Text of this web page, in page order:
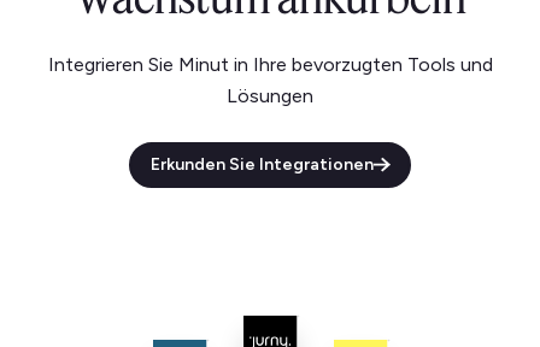
Integrieren Sie Minut in Ihre bevorzugten Tools und
Lösungen
Erkunden Sie Integrationen